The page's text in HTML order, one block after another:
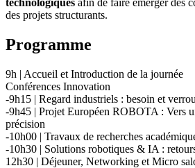
des projets structurants.
Programme
9h | Accueil et Introduction de la journée
Conférences Innovation
-9h15 | Regard industriels : besoin et
-9h45 | Projet Européen ROBOTA : Vers
précision
-10h00 | Travaux de recherches
-10h30 | Solutions robotiques & IA :
12h30 | Déjeuner, Networking et Micro